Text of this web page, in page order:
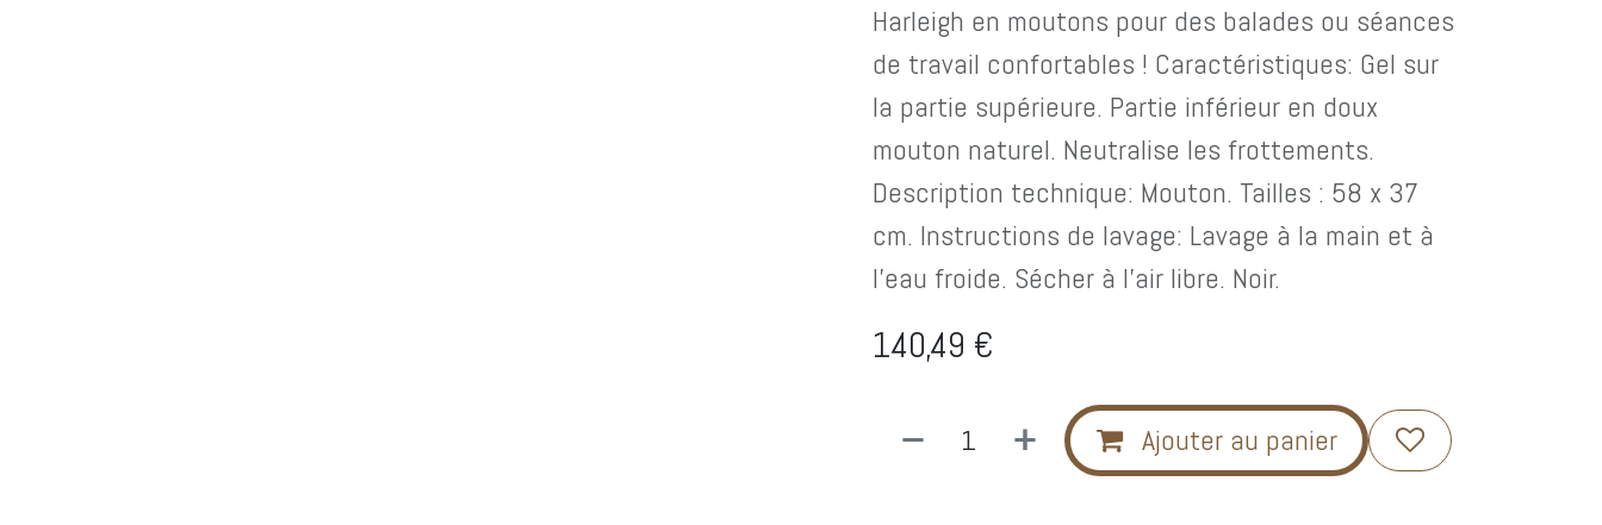
Harleigh en moutons pour des balades ou séances
de travail confortables ! Caractéristiques: Gel sur
la partie supérieure. Partie inférieur en doux
mouton naturel. Neutralise les frottements.
Description technique: Mouton. Tailles : 58 x 37
cm. Instructions de lavage: Lavage à la main et à
l'eau froide. Sécher à l'air libre. Noir.
140,49 €
Ajouter au panier